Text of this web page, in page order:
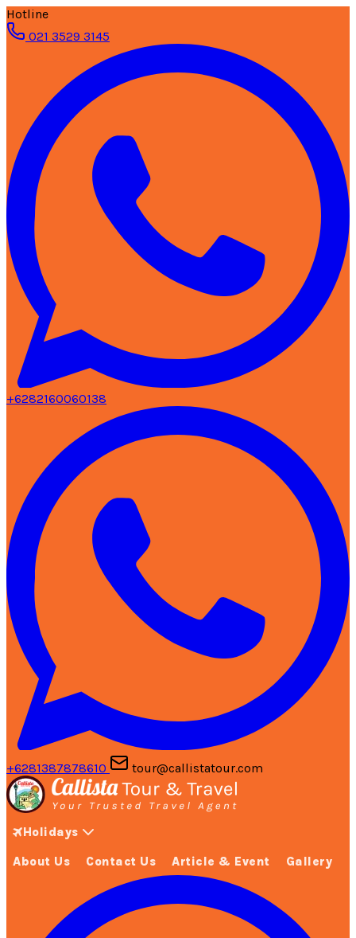
Hotline
021 3529 3145
+6282160060138
+6281387878610 tour@callistatour.com
Holidays
About Us Contact Us Article & Event Gallery